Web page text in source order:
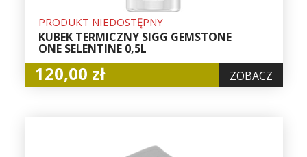
PRODUKT NIEDOSTĘPNY
KUBEK TERMICZNY SIGG GEMSTONE
ONE SELENTINE 0,5L
120,00 zł ZOBACZ